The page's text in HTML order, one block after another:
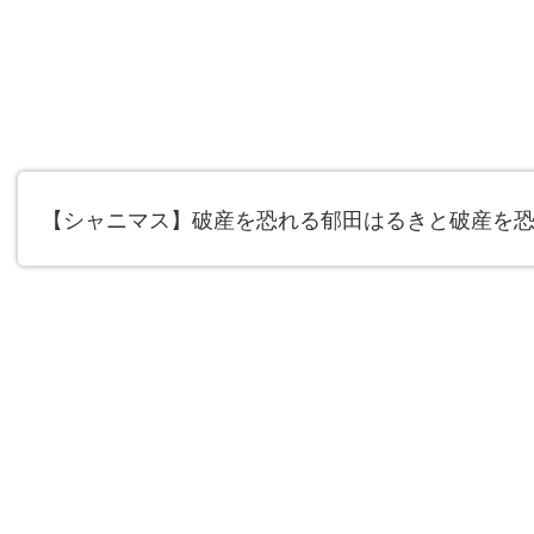
【シャニマス】破産を恐れる郁田はるきと破産を